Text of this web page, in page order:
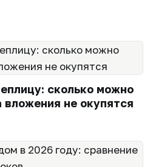
сколько можно
вложения не окупятся